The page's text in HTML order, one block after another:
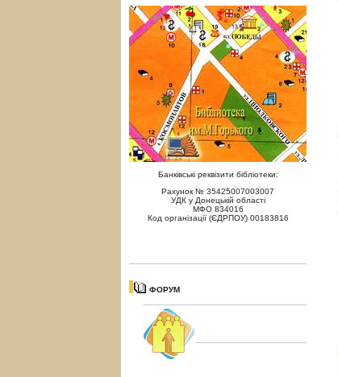
Банківські реквізити бібліотеки:
Рахунок № 35425007003007
УДК у Донецькій області
МФО 834016
Код організації (ЄДРПОУ) 00183816
ФОРУМ